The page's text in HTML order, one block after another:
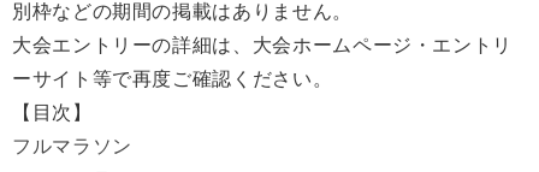
別枠などの期間の掲載はありません。
大会エントリーの詳細は、大会ホームページ・エントリ
ーサイト等で再度ご確認ください。
【目次】
フルマラソン